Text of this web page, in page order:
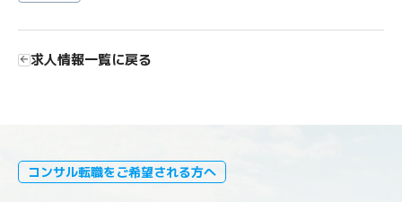
求人情報一覧に戻る
コンサル転職をご希望される方へ